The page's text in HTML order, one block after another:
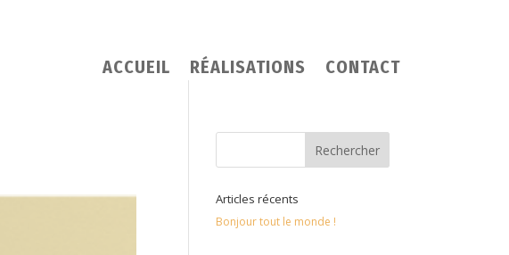
ACCUEIL RÉALISATIONS CONTACT
Articles récents
Bonjour tout le monde !